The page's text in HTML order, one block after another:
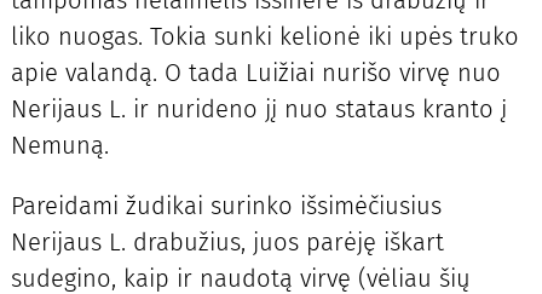
liko nuogas. Tokia sunki kelionė iki upės truko
apie valandą. O tada Luižiai nurišo virvę nuo
Nerijaus L. ir nurideno jį nuo stataus kranto į
Nemuną.
Pareidami žudikai surinko išsimėčiusius
Nerijaus L. drabužius, juos parėję iškart
sudegino, kaip ir naudotą virvę (vėliau šių